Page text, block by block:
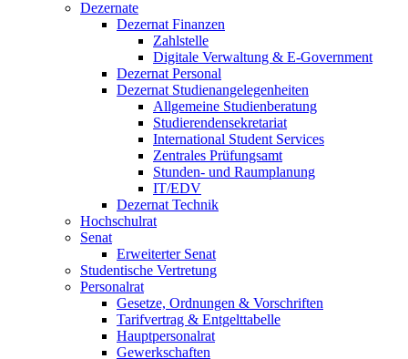
Dezernate
Dezernat Finanzen
Zahlstelle
Digitale Verwaltung & E-Government
Dezernat Personal
Dezernat Studienangelegenheiten
Allgemeine Studienberatung
Studierendensekretariat
International Student Services
Zentrales Prüfungsamt
Stunden- und Raumplanung
IT/EDV
Dezernat Technik
Hochschulrat
Senat
Erweiterter Senat
Studentische Vertretung
Personalrat
Gesetze, Ordnungen & Vorschriften
Tarifvertrag & Entgelttabelle
Hauptpersonalrat
Gewerkschaften